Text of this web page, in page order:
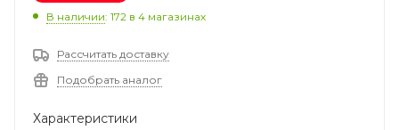
В наличии: 172 в 4 магазинах
Рассчитать доставку
Подобрать аналог
Характеристики